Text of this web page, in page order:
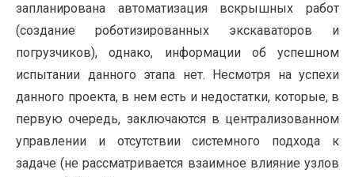
запланирована автоматизация вскрышных работ
(создание роботизированных экскаваторов и
погрузчиков), однако, информации об успешном
испытании данного этапа нет. Несмотря на успехи
данного проекта, в нем есть и недостатки, которые, в
первую очередь, заключаются в централизованном
управлении и отсутствии системного подхода к
задаче (не рассматривается взаимное влияние узлов